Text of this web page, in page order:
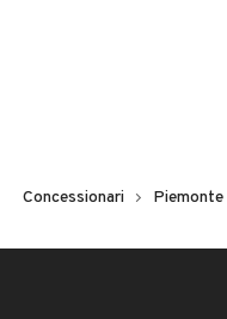
Concessionari Piemonte